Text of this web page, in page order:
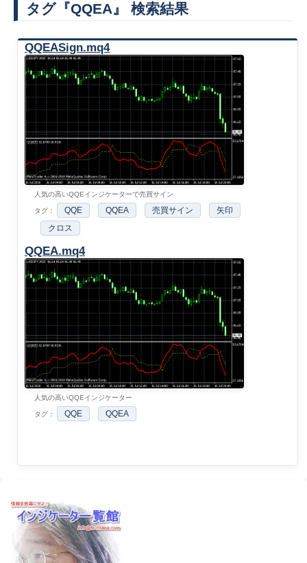
タグ『QQEA』 検索結果
QQEASign.mq4
人気の高いQQEインジケーターで売買サイン
タグ： QQE QQEA 売買サイン
矢印
クロス
QQEA.mq4
人気の高いQQEインジケーター
タグ： QQE QQEA